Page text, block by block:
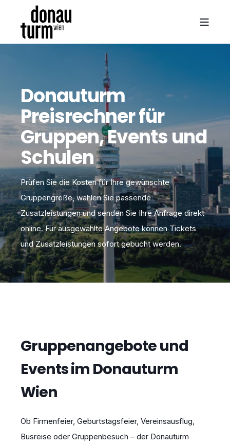
Donauturm
Preisrechner für
Gruppen, Events und
Schulen
Prüfen Sie die Kosten für Ihre gewünschte
Gruppengröße, wählen Sie passende
Zusatzleistungen und senden Sie Ihre Anfrage direkt
online. Für ausgewählte Angebote können Tickets
und Zusatzleistungen sofort gebucht werden.
Gruppenangebote und
Events im Donauturm
Wien
Ob Firmenfeier, Geburtstagsfeier, Vereinsausflug,
Busreise oder Gruppenbesuch – der Donauturm